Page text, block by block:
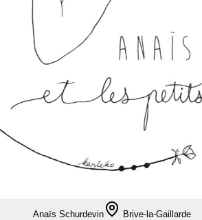
Anaïs Schurdevin Brive-la-Gaillarde